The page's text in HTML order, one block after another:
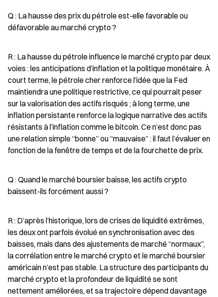
Q : La hausse des prix du pétrole est-elle favorable ou
défavorable au marché crypto ?
R : La hausse du pétrole influence le marché crypto par deux
voies : les anticipations d’inflation et la politique monétaire. À
court terme, le pétrole cher renforce l’idée que la Fed
maintiendra une politique restrictive, ce qui pourrait peser
sur la valorisation des actifs risqués ; à long terme, une
inflation persistante renforce la logique narrative des actifs
résistants à l’inflation comme le bitcoin. Ce n’est donc pas
une relation simple “bonne” ou “mauvaise” : il faut l’évaluer en
fonction de la fenêtre de temps et de la fourchette de prix.
Q : Quand le marché boursier baisse, les actifs crypto
baissent-ils forcément aussi ?
R : D’après l’historique, lors de crises de liquidité extrêmes,
les deux ont parfois évolué en synchronisation avec des
baisses, mais dans des ajustements de marché “normaux”,
la corrélation entre le marché crypto et le marché boursier
américain n’est pas stable. La structure des participants du
marché crypto et la profondeur de liquidité se sont
nettement améliorées, et sa trajectoire dépend davantage